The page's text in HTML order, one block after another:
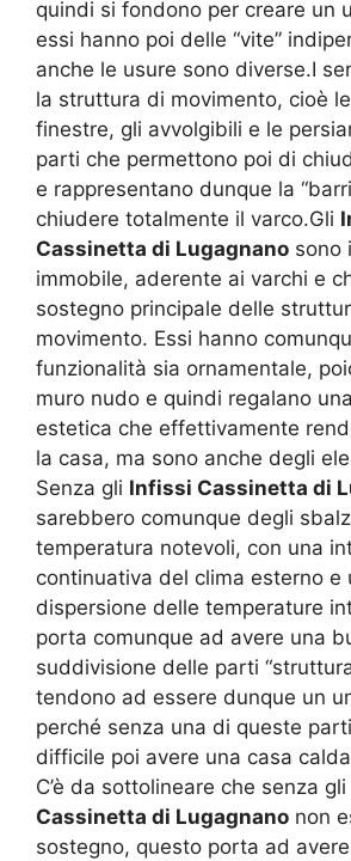
quindi si fondono per creare un
essi hanno poi delle “vite”
anche le usure sono diverse.I
la struttura di movimento, cioè
finestre, gli avvolgibili e le
parti che permettono poi di
e rappresentano dunque la
chiudere totalmente il varco.Gli
Cassinetta di Lugagnano sono
immobile, aderente ai varchi e
sostegno principale delle
movimento. Essi hanno
funzionalità sia ornamentale,
muro nudo e quindi regalano
estetica che effettivamente
la casa, ma sono anche degli
Senza gli Infissi Cassinetta di
sarebbero comunque degli
temperatura notevoli, con una
continuativa del clima esterno e
dispersione delle temperature
porta comunque ad avere una
suddivisione delle parti
tendono ad essere dunque un
perché senza una di queste
difficile poi avere una casa
C’è da sottolineare che senza gli
Cassinetta di Lugagnano non
sostegno, questo porta ad